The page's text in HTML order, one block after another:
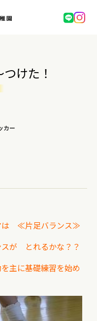
けた！
カー
は ≪片足バランス≫
が とれるかな？？
主に基礎練習を始め